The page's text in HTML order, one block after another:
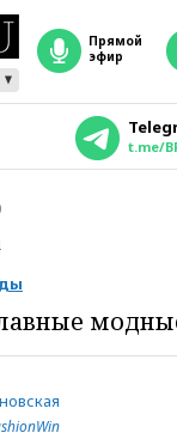
прямой
эфир
t.me/